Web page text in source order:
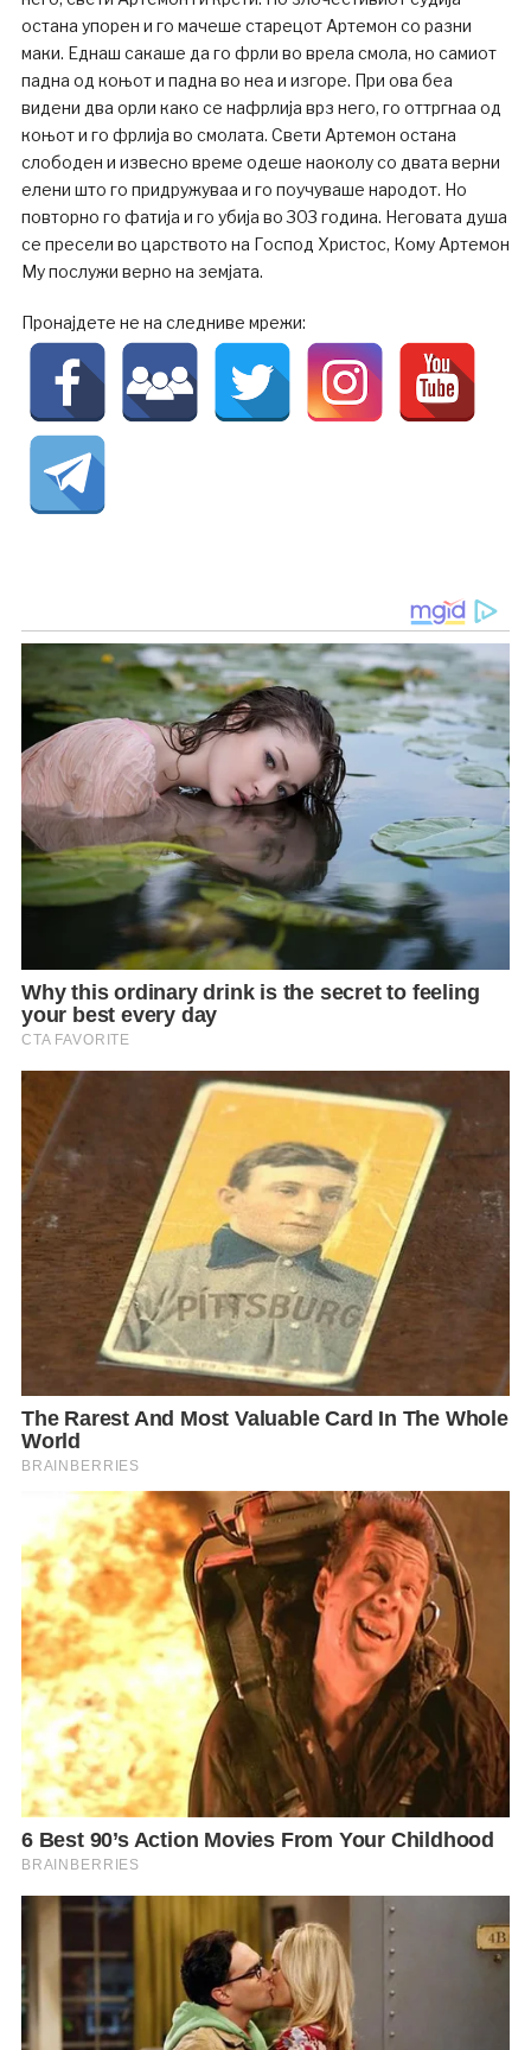
остана упорен и го мачеше старецот Артемон со разни
маки. Еднаш сакаше да го фрли во врела смола, но самиот
падна од коњот и падна во неа и изгоре. При ова беа
видени два орли како се нафрлија врз него, го оттргнаа од
коњот и го фрлија во смолата. Свети Артемон остана
слободен и извесно време одеше наоколу со двата верни
елени што го придружуваа и го поучуваше народот. Но
повторно го фатија и го убија во 303 година. Неговата душа
се пресели во царството на Господ Христос, Кому Артемон
Му послужи верно на земјата.
Пронајдете не на следниве мрежи: